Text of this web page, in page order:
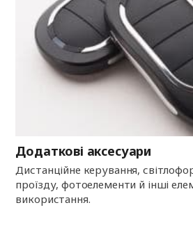
Додаткові аксесуари
Дистанційне керування,
проїзду, фотоелементи й інші
використання.